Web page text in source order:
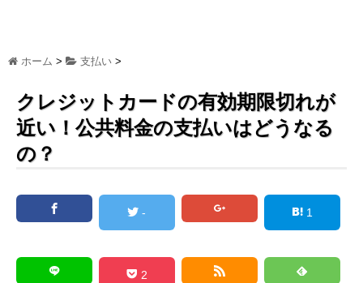
ホーム > 支払い >
クレジットカードの有効期限切れが
近い！公共料金の支払いはどうなる
の？
- 1
2